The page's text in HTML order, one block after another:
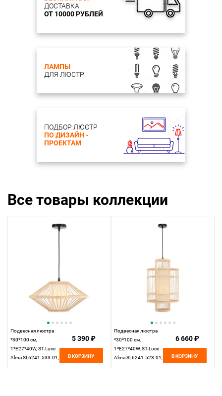
ДОСТАВКА
ОТ 10000 РУБЛЕЙ
ЛАМПЫ
ДЛЯ ЛЮСТР
ПОДБОР ЛЮСТР
ПО ДИЗАЙН -
ПРОЕКТАМ
Все товары коллекции
Подвесная люстра
*30*100 см,
1*E27*40W, ST-Luce
Alma SL6241.533.01,
5 390 ₽
В КОРЗИНУ
Подвесная люстра
*30*100 см,
1*E27*40W, ST-Luce
Alma SL6241.523.01,
6 660 ₽
В КОРЗИНУ